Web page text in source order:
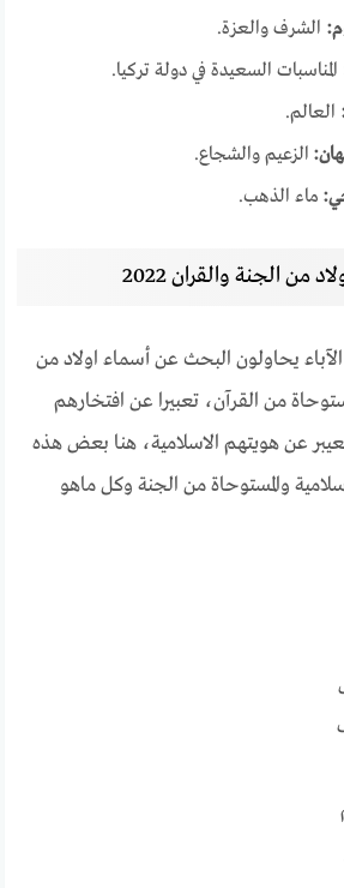
الشرف والعزة.
المناسبات السعيدة في دولة تركيا.
العالم.
الزعيم والشجاع.
ماء الذهب.
من الجنة والقران 2022
يحاولون البحث عن أسماء اولاد من
من القرآن، تعبيرا عن افتخارهم
عن هويتهم الاسلامية، هنا بعض هذه
والمستوحاة من الجنة وكل ماهو